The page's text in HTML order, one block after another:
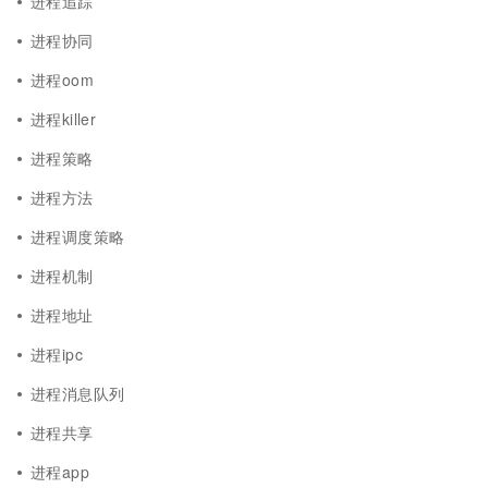
进程协同
进程oom
进程killer
进程策略
进程方法
进程调度策略
进程机制
进程地址
进程ipc
进程消息队列
进程共享
进程app